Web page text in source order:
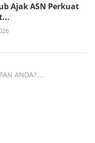
Ajak ASN Perkuat
ANDA?....